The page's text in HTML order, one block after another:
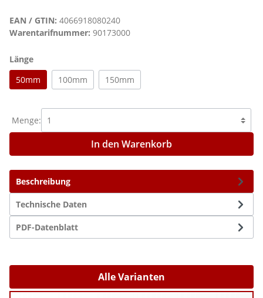
Beschreibung
Technische Daten
PDF-Datenblatt
EAN / GTIN: 4066918080240
Warentarifnummer: 90173000
Längeauswählen
50mm
100mm 150mm
Menge:
In den Warenkorb
Alle Varianten